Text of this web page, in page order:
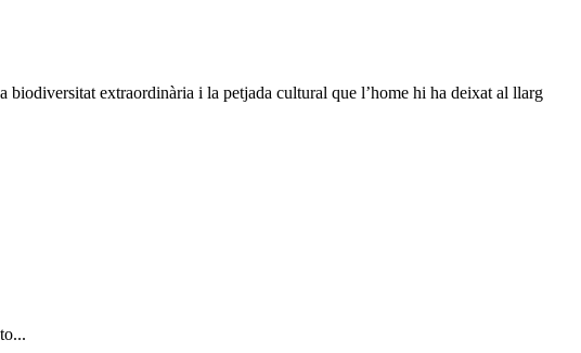
biodiversitat extraordinària i la petjada cultural que l’home hi ha deixat al llarg